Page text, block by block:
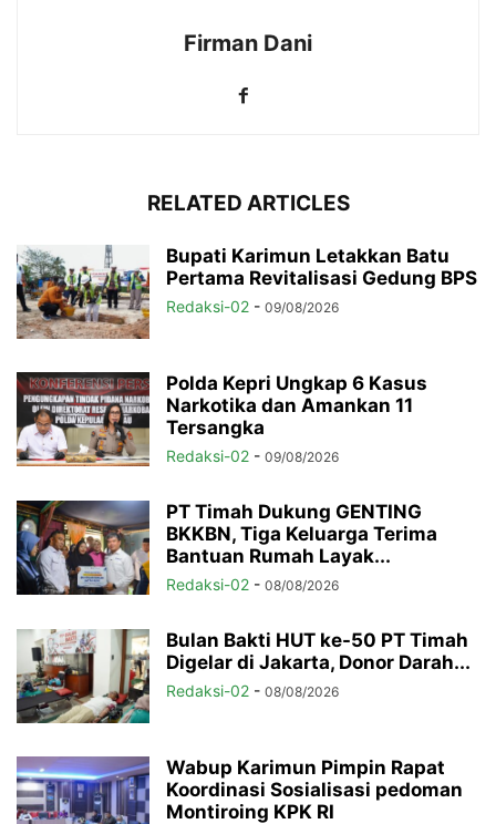
Firman Dani
RELATED ARTICLES
Bupati Karimun Letakkan Batu
Pertama Revitalisasi Gedung BPS
Redaksi-02 - 09/08/2026
Polda Kepri Ungkap 6 Kasus
Narkotika dan Amankan 11
Tersangka
Redaksi-02 - 09/08/2026
PT Timah Dukung GENTING
BKKBN, Tiga Keluarga Terima
Bantuan Rumah Layak...
Redaksi-02 - 08/08/2026
Bulan Bakti HUT ke-50 PT Timah
Digelar di Jakarta, Donor Darah...
Redaksi-02 - 08/08/2026
Wabup Karimun Pimpin Rapat
Koordinasi Sosialisasi pedoman
Montiroing KPK RI